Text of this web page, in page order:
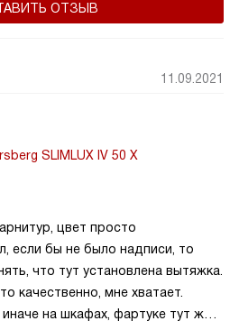
ОТЗЫВ
11.09.2021
SLIMLUX IV 50 X
цвет просто
если бы не было надписи, то
что тут установлена вытяжка.
качественно, мне хватает.
на шкафах, фартуке тут же